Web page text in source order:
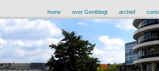
home over Gentblogt archief